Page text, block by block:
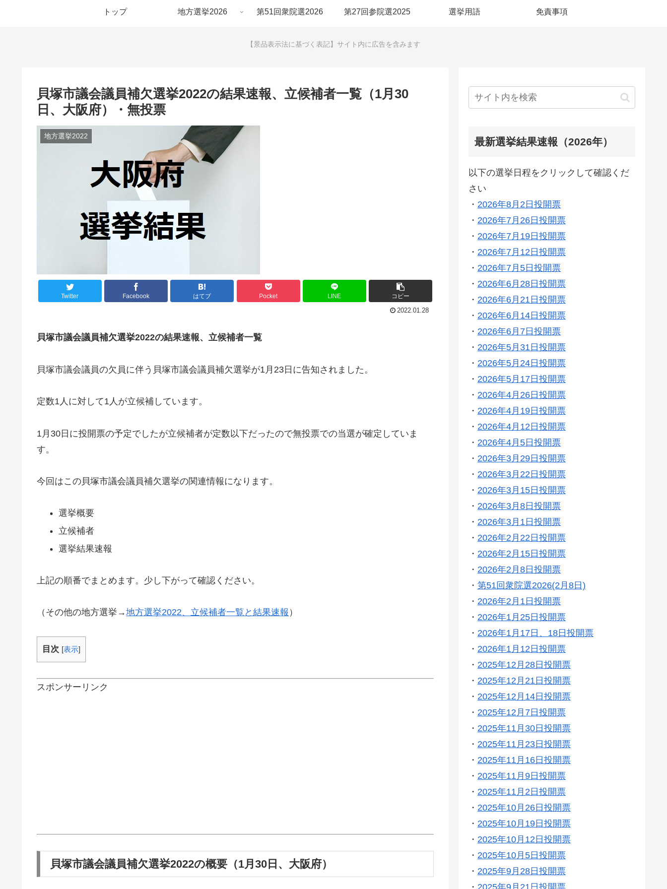
トップ 地方選挙2026 第51回衆院選2026 第27回参院選2025 選挙用語 免責事項
【景品表示法に基づく表記】サイト内に広告を含みます
貝塚市議会議員補欠選挙2022の結果速報、立候補者一覧（1月30
日、大阪府）・無投票
地方選挙2022
Twitter Facebook はてブ Pocket LINE コピー
2022.01.28
貝塚市議会議員補欠選挙2022の結果速報、立候補者一覧
貝塚市議会議員の欠員に伴う貝塚市議会議員補欠選挙が1月23日に告知されました。
定数1人に対して1人が立候補しています。
1月30日に投開票の予定でしたが立候補者が定数以下だったので無投票での当選が確定していま
す。
今回はこの貝塚市議会議員補欠選挙の関連情報になります。
選挙概要
立候補者
選挙結果速報
上記の順番でまとめます。少し下がって確認ください。
（その他の地方選挙→地方選挙2022、立候補者一覧と結果速報 ）
目次 [表示]
スポンサーリンク
貝塚市議会議員補欠選挙2022の概要（1月30日、大阪府）
最新選挙結果速報（2026年）
以下の選挙日程をクリックして確認くだ
さい
・ 2026年8月2日投開票
・ 2026年7月26日投開票
・ 2026年7月19日投開票
・ 2026年7月12日投開票
・ 2026年7月5日投開票
・ 2026年6月28日投開票
・ 2026年6月21日投開票
・ 2026年6月14日投開票
・ 2026年6月7日投開票
・ 2026年5月31日投開票
・ 2026年5月24日投開票
・ 2026年5月17日投開票
・ 2026年4月26日投開票
・ 2026年4月19日投開票
・ 2026年4月12日投開票
・ 2026年4月5日投開票
・ 2026年3月29日投開票
・ 2026年3月22日投開票
・ 2026年3月15日投開票
・ 2026年3月8日投開票
・ 2026年3月1日投開票
・ 2026年2月22日投開票
・ 2026年2月15日投開票
・ 2026年2月8日投開票
・ 第51回衆院選2026(2月8日)
・ 2026年2月1日投開票
・ 2026年1月25日投開票
・ 2026年1月17日、18日投開票
・ 2026年1月12日投開票
・ 2025年12月28日投開票
・ 2025年12月21日投開票
・ 2025年12月14日投開票
・ 2025年12月7日投開票
・ 2025年11月30日投開票
・ 2025年11月23日投開票
・ 2025年11月16日投開票
・ 2025年11月9日投開票
・ 2025年11月2日投開票
・ 2025年10月26日投開票
・ 2025年10月19日投開票
・ 2025年10月12日投開票
・ 2025年10月5日投開票
・ 2025年9月28日投開票